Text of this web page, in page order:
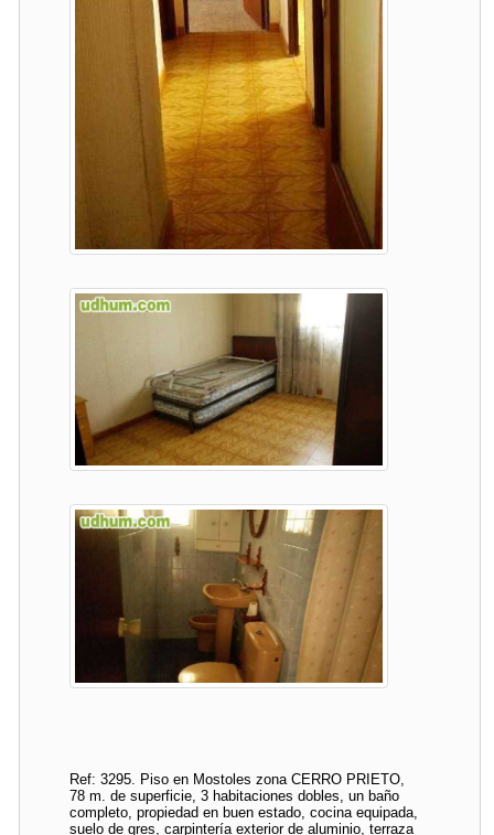
Ref: 3295. Piso en Mostoles zona CERRO PRIETO,
78 m. de superficie, 3 habitaciones dobles, un baño
completo, propiedad en buen estado, cocina equipada,
suelo de gres, carpintería exterior de aluminio, terraza